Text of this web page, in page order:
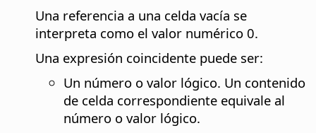
Una referencia a una celda vacía se
interpreta como el valor numérico 0.
Una expresión coincidente puede ser:
Un número o valor lógico. Un contenido
de celda correspondiente equivale al
número o valor lógico.